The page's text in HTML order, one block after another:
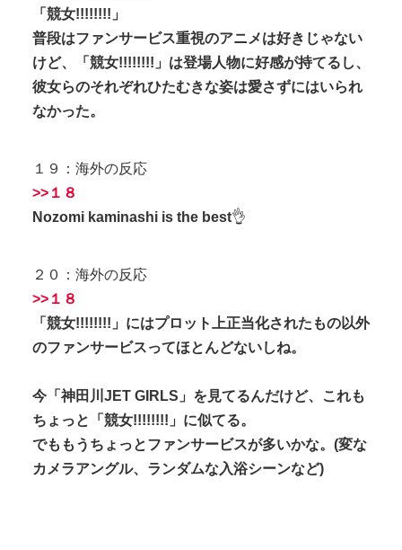
「競女!!!!!!!!」
普段はファンサービス重視のアニメは好きじゃない
けど、「競女!!!!!!!!」は登場人物に好感が持てるし、
彼女らのそれぞれひたむきな姿は愛さずにはいられ
なかった。
１９：海外の反応
>>１８
Nozomi kaminashi is the best👌
２０：海外の反応
>>１８
「競女!!!!!!!!」にはプロット上正当化されたもの以外
のファンサービスってほとんどないしね。
今「神田川JET GIRLS」を見てるんだけど、これも
ちょっと「競女!!!!!!!!」に似てる。
でももうちょっとファンサービスが多いかな。(変な
カメラアングル、ランダムな入浴シーンなど)